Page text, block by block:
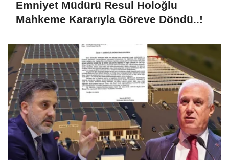
Emniyet Müdürü Resul Holoğlu
Mahkeme Kararıyla Göreve Döndü..!